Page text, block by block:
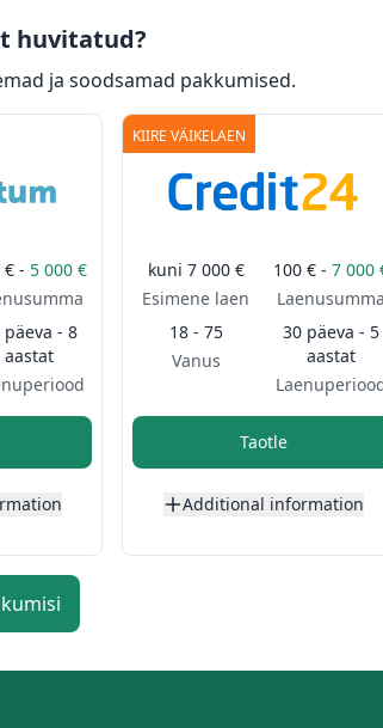
huvitatud?
ja soodsamad pakkumised.
€ - 5 000 €
päeva - 8
aastat
KIIRE VÄIKELAEN
kuni 7 000 €
Esimene laen
100 € - 7 000
Laenusumma
18 - 75
Vanus
30 päeva - 5
aastat
Taotle
Additional information